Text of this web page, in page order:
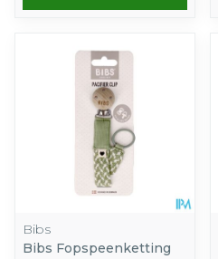
Bibs
Bibs Fopspeenketting